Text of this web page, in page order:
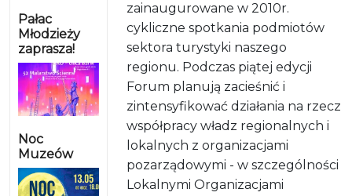
Pałac
Młodzieży
zaprasza!
Noc
Muzeów
zainaugurowane w 2010r.
cykliczne spotkania podmiotów
sektora turystyki naszego
regionu. Podczas piątej edycji
Forum planują zacieśnić i
zintensyfikować działania na rzecz
współpracy władz regionalnych i
lokalnych z organizacjami
pozarządowymi - w szczególności
Lokalnymi Organizacjami